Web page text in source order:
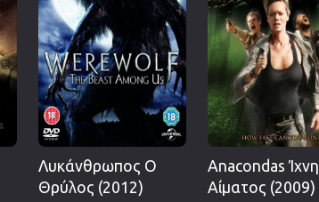
Λυκάνθρωπος Ο
Θρύλος (2012)
Anacondas Ίχνη
Αίματος (2009)